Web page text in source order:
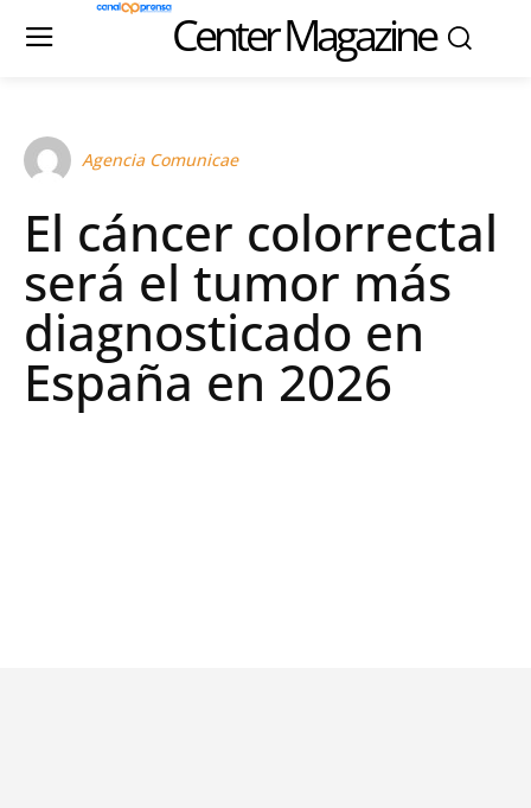
Center Magazine
Agencia Comunicae
El cáncer colorrectal
será el tumor más
diagnosticado en
España en 2026